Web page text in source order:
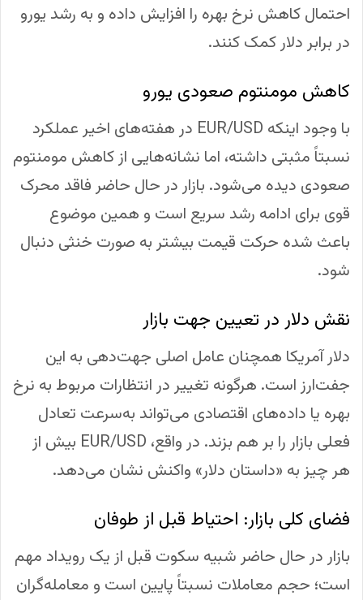
احتمال کاهش نرخ بهره را افزایش داده و به رشد یورو
در برابر دلار کمک کنند.
کاهش مومنتوم صعودی یورو
با وجود اینکه EUR/USD در هفته‌های اخیر عملکرد
نسبتاً مثبتی داشته، اما نشانه‌هایی از کاهش مومنتوم
صعودی دیده می‌شود. بازار در حال حاضر فاقد محرک
قوی برای ادامه رشد سریع است و همین موضوع
باعث شده حرکت قیمت بیشتر به صورت خنثی دنبال
شود.
نقش دلار در تعیین جهت بازار
دلار آمریکا همچنان عامل اصلی جهت‌دهی به این
جفت‌ارز است. هرگونه تغییر در انتظارات مربوط به نرخ
بهره یا داده‌های اقتصادی می‌تواند به‌سرعت تعادل
فعلی بازار را بر هم بزند. در واقع، EUR/USD بیش از
هر چیز به «داستان دلار» واکنش نشان می‌دهد.
فضای کلی بازار: احتیاط قبل از طوفان
بازار در حال حاضر شبیه سکوت قبل از یک رویداد مهم
است؛ حجم معاملات نسبتاً پایین است و معامله‌گران